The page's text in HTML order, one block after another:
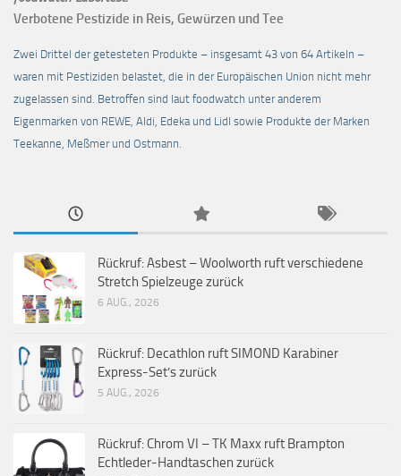
Verbotene Pestizide in Reis, Gewürzen und Tee
Zwei Drittel der getesteten Produkte – insgesamt 43 von 64 Artikeln –
waren mit Pestiziden belastet, die in der Europäischen Union nicht mehr
zugelassen sind. Betroffen sind laut foodwatch unter anderem
Eigenmarken von REWE, Aldi, Edeka und Lidl sowie Produkte der Marken
Teekanne, Meßmer und Ostmann.
Rückruf: Asbest – Woolworth ruft verschiedene
Stretch Spielzeuge zurück
6 AUG., 2026
Rückruf: Decathlon ruft SIMOND Karabiner
Express-Set’s zurück
5 AUG., 2026
Rückruf: Chrom VI – TK Maxx ruft Brampton
Echtleder-Handtaschen zurück